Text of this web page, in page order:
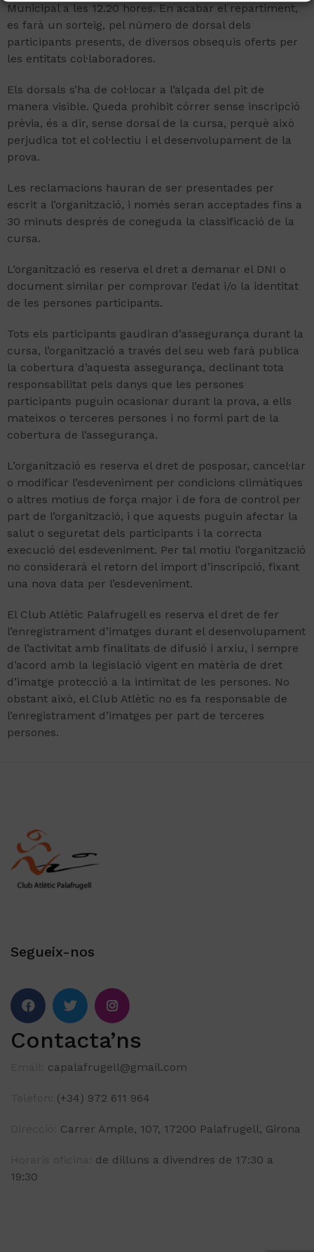
Municipal a les 12.20 hores. En acabar el repartiment,
es farà un sorteig, pel número de dorsal dels
participants presents, de diversos obsequis oferts per
les entitats col·laboradores.
Els dorsals s’ha de col·locar a l’alçada del pit de
manera visible. Queda prohibit córrer sense inscripció
prèvia, és a dir, sense dorsal de la cursa, perquè això
perjudica tot el col·lectiu i el desenvolupament de la
prova.
Les reclamacions hauran de ser presentades per
escrit a l’organització, i només seran acceptades fins a
30 minuts després de coneguda la classificació de la
cursa.
L’organització es reserva el dret a demanar el DNI o
document similar per comprovar l’edat i/o la identitat
de les persones participants.
Tots els participants gaudiran d’assegurança durant la
cursa, l’organització a través del seu web farà publica
la cobertura d’aquesta assegurança, declinant tota
responsabilitat pels danys que les persones
participants puguin ocasionar durant la prova, a ells
mateixos o terceres persones i no formi part de la
cobertura de l’assegurança.
L’organització es reserva el dret de posposar, cancel·lar
o modificar l’esdeveniment per condicions climàtiques
o altres motius de força major i de fora de control per
part de l’organització, i que aquests puguin afectar la
salut o seguretat dels participants i la correcta
execució del esdeveniment. Per tal motiu l’organització
no considerarà el retorn del import d’inscripció, fixant
una nova data per l’esdeveniment.
El Club Atlètic Palafrugell es reserva el dret de fer
l’enregistrament d’imatges durant el desenvolupament
de l’activitat amb finalitats de difusió i arxiu, i sempre
d’acord amb la legislació vigent en matèria de dret
d’imatge protecció a la intimitat de les persones. No
obstant això, el Club Atlètic no es fa responsable de
l’enregistrament d’imatges per part de terceres
persones.
Segueix-nos
Contacta’ns
capalafrugell@gmail.com
(+34) 972 611 964
Carrer Ample, 107, 17200 Palafrugell, Girona
de dilluns a divendres de 17:30 a
19:30